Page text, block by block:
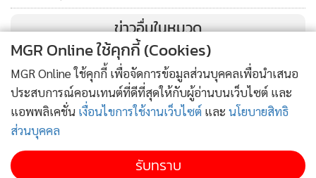
ข่าวอื่นในหมวด
MGR Online ใช้คุกกี้ (Cookies)
MGR Online ใช้คุกกี้ เพื่อจัดการข้อมูลส่วนบุคคลเพื่อนำเสนอ
ประสบการณ์คอนเทนต์ที่ดีที่สุดให้กับผู้อ่านบนเว็บไซต์ และ
แอพพลิเคชั่น เงื่อนไขการใช้งานเว็บไซต์ และ นโยบายสิทธิ
ส่วนบุคคล
รับทราบ